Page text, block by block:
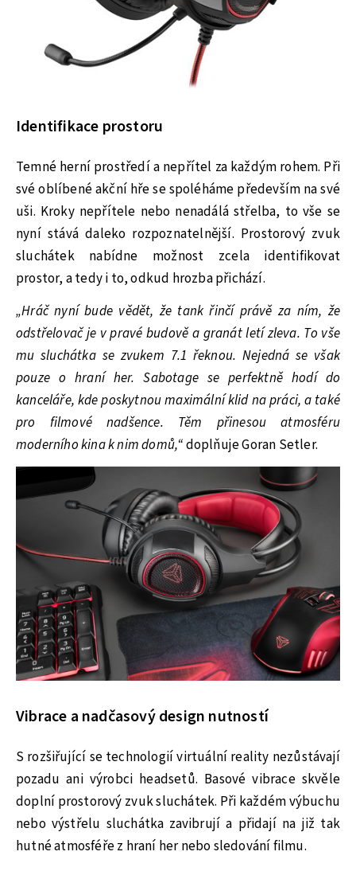
Identifikace prostoru
Temné herní prostředí a nepřítel za každým rohem. Při
své oblíbené akční hře se spoléháme především na své
uši. Kroky nepřítele nebo nenadálá střelba, to vše se
nyní stává daleko rozpoznatelnější. Prostorový zvuk
sluchátek nabídne možnost zcela identifikovat
prostor, a tedy i to, odkud hrozba přichází.
„Hráč nyní bude vědět, že tank řinčí právě za ním, že
odstřelovač je v pravé budově a granát letí zleva. To vše
mu sluchátka se zvukem 7.1 řeknou. Nejedná se však
pouze o hraní her. Sabotage se perfektně hodí do
kanceláře, kde poskytnou maximální klid na práci, a také
pro filmové nadšence. Těm přinesou atmosféru
moderního kina k nim domů,“doplňuje Goran Setler.
Vibrace a nadčasový design nutností
S rozšiřující se technologií virtuální reality nezůstávají
pozadu ani výrobci headsetů. Basové vibrace skvěle
doplní prostorový zvuk sluchátek. Při každém výbuchu
nebo výstřelu sluchátka zavibrují a přidají na již tak
hutné atmosféře z hraní her nebo sledování filmu.